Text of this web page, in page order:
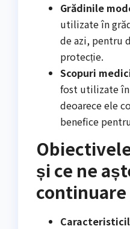
Grădinile
utilizate în
de azi, pentru
protecție.
Scopuri
fost utilizate
deoarece ele
benefice
și ce ne
continuare